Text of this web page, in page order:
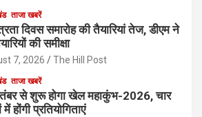
ताजा खबरें
दिवस समारोह की तैयारियां तेज, डीएम ने
की समीक्षा
7, 2026 The Hill Post
ताजा खबरें
से शुरू होगा खेल महाकुंभ-2026, चार
होंगी प्रतियोगिताएं